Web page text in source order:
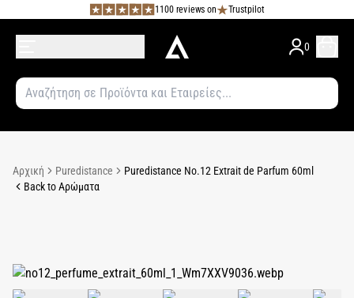
1100 reviews on Trustpilot
0
Αρχική Puredistance
Puredistance No.12 Extrait de Parfum 60ml
Back to Αρώματα